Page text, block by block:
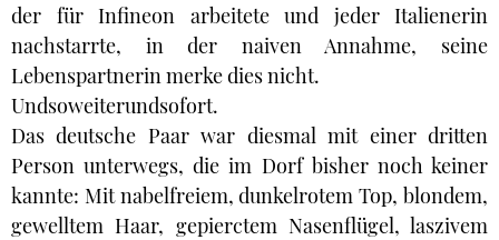
der für Infineon arbeitete und jeder Italienerin
nachstarrte, in der naiven Annahme, seine
Lebenspartnerin merke dies nicht.
Undsoweiterundsofort.
Das deutsche Paar war diesmal mit einer dritten
Person unterwegs, die im Dorf bisher noch keiner
kannte: Mit nabelfreiem, dunkelrotem Top, blondem,
gewelltem Haar, gepierctem Nasenflügel, laszivem